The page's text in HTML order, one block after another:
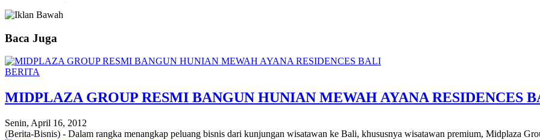
Baca Juga
BERITA
MIDPLAZA GROUP RESMI BANGUN HUNIAN MEWAH AYANA RESIDENCES
Senin, April 16, 2012
(Berita-Bisnis) - Dalam rangka menangkap peluang bisnis dari kunjungan wisatawan ke Bali, khususnya wisatawan premium, Midplaza